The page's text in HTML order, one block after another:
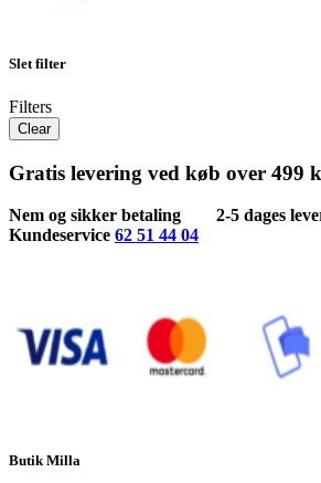
Slet filter
Filters
Clear
Gratis levering ved køb over 499
Nem og sikker betaling
2-5 dages
Kundeservice 62 51 44 04
Butik Milla